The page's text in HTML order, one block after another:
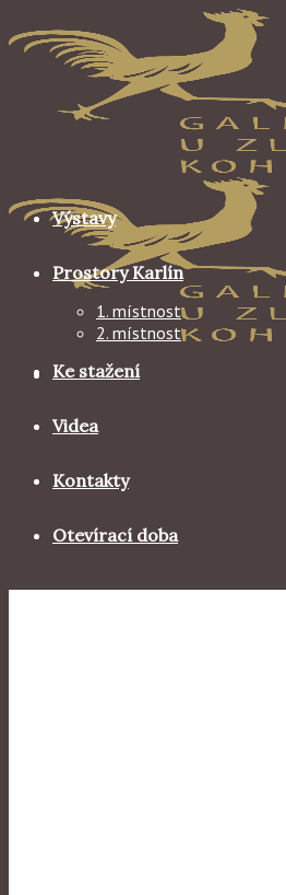
to
content
Výstavy
Prostory Karlín
1. místnost
2. místnost
Ke stažení
Videa
Kontakty
Otevírací doba